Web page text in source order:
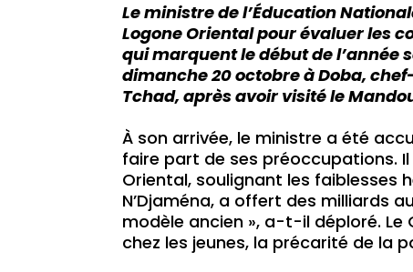
Le ministre de l’Éducation
Logone Oriental pour évaluer les
qui marquent le début de l’année
dimanche 20 octobre à Doba,
Tchad, après avoir visité le
À son arrivée, le ministre a été
faire part de ses préoccupations.
Oriental, soulignant les faiblesses
N’Djaména, a offert des milliards
modèle ancien », a-t-il déploré.
chez les jeunes, la précarité de la